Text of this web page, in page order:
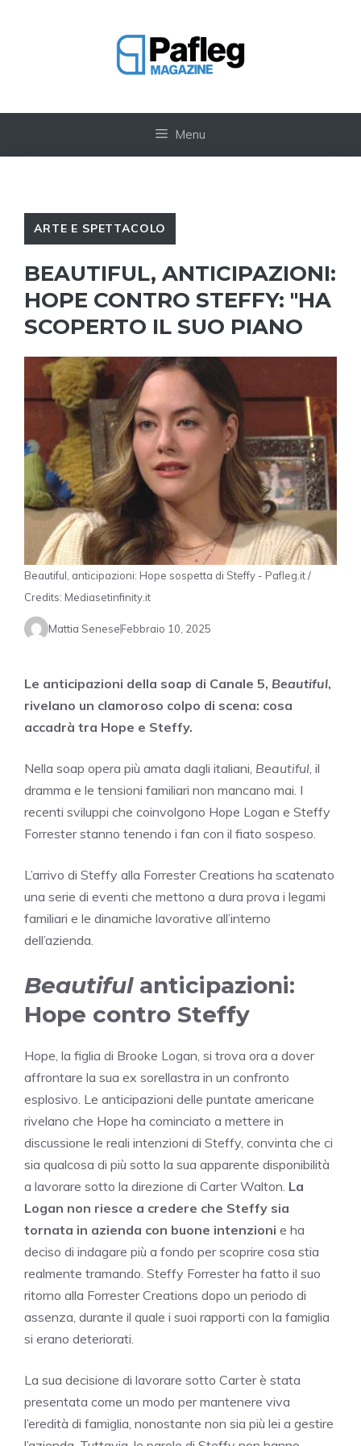
Menu
ARTE E SPETTACOLO
BEAUTIFUL, ANTICIPAZIONI:
HOPE CONTRO STEFFY: "HA
SCOPERTO IL SUO PIANO
Beautiful, anticipazioni: Hope sospetta di Steffy - Pafleg.it /
Credits: Mediasetinfinity.it
Mattia SeneseFebbraio 10, 2025
Le anticipazioni della soap di Canale 5, Beautiful,
rivelano un clamoroso colpo di scena: cosa
accadrà tra Hope e Steffy.
Nella soap opera più amata dagli italiani, Beautiful, il
dramma e le tensioni familiari non mancano mai. I
recenti sviluppi che coinvolgono Hope Logan e Steffy
Forrester stanno tenendo i fan con il fiato sospeso.
L’arrivo di Steffy alla Forrester Creations ha scatenato
una serie di eventi che mettono a dura prova i legami
familiari e le dinamiche lavorative all’interno
dell’azienda.
Beautifulanticipazioni:
Hope contro Steffy
Hope, la figlia di Brooke Logan, si trova ora a dover
affrontare la sua ex sorellastra in un confronto
esplosivo. Le anticipazioni delle puntate americane
rivelano che Hope ha cominciato a mettere in
discussione le reali intenzioni di Steffy, convinta che ci
sia qualcosa di più sotto la sua apparente disponibilità
a lavorare sotto la direzione di Carter Walton. La
Logan non riesce a credere che Steffy sia
tornata in azienda con buone intenzioni e ha
deciso di indagare più a fondo per scoprire cosa stia
realmente tramando. Steffy Forrester ha fatto il suo
ritorno alla Forrester Creations dopo un periodo di
assenza, durante il quale i suoi rapporti con la famiglia
si erano deteriorati.
La sua decisione di lavorare sotto Carter è stata
presentata come un modo per mantenere viva
l’eredità di famiglia, nonostante non sia più lei a gestire